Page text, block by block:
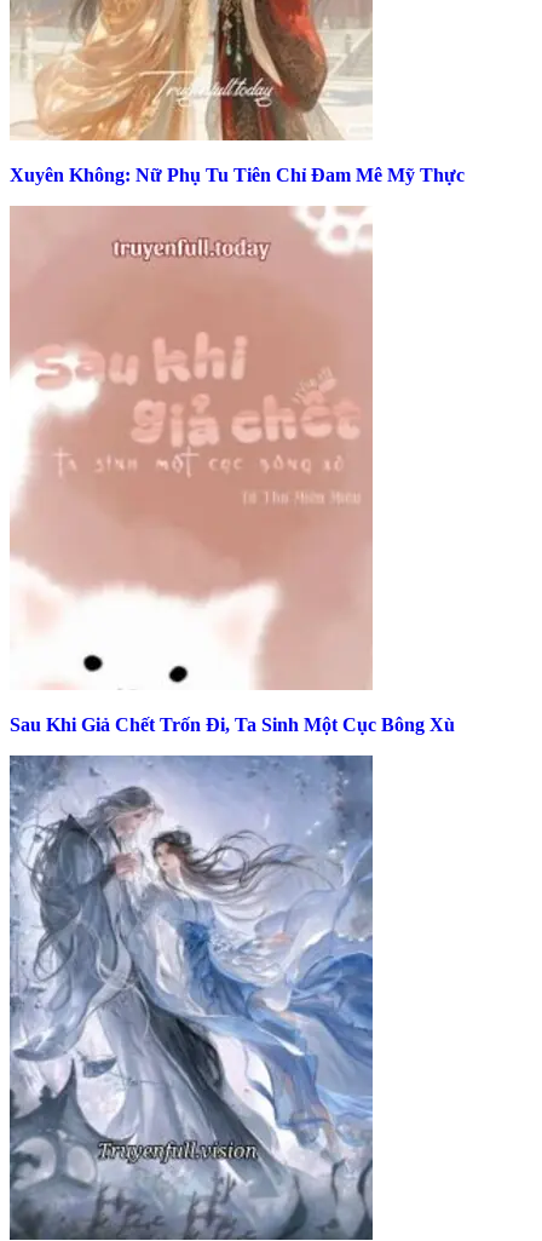
Xuyên Không: Nữ Phụ Tu Tiên Chỉ Đam Mê Mỹ Thực
Sau Khi Giả Chết Trốn Đi, Ta Sinh Một Cục Bông Xù